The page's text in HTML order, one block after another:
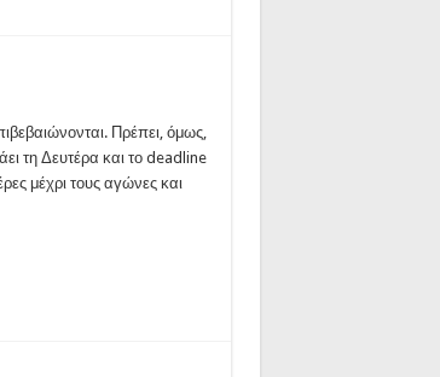
Πρέπει, όμως,
τη Δευτέρα και το deadline
μέχρι τους αγώνες και